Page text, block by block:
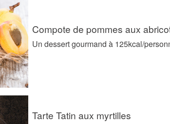
Compote de pommes aux
Un dessert gourmand à 125kcal/
Tarte Tatin aux myrtilles